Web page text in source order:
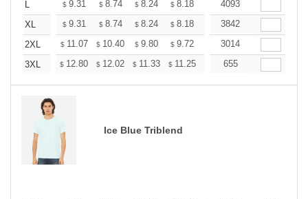
L
$ 9.31 $ 8.74 $ 8.24 $ 8.18 7.80
4093
XL
$ 9.31 $ 8.74 $ 8.24 $ 8.18 7.80
3842
2XL
$ 11.07 $ 10.40 $ 9.80 $ 9.72 9.28
3014
3XL
$ 12.80 $ 12.02 $ 11.33 $ 11.25 10.73
655
Ice Blue Triblend